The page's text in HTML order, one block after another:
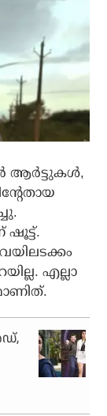
ആര്‍ട്ടുകള്‍,
ഷൂട്ട്.
എല്ലാ